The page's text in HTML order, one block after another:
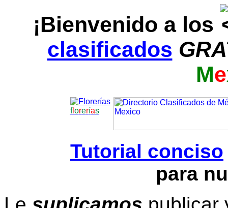
¡Bienvenido a los
clasificados
Me
florerías
Tutorial conciso
para